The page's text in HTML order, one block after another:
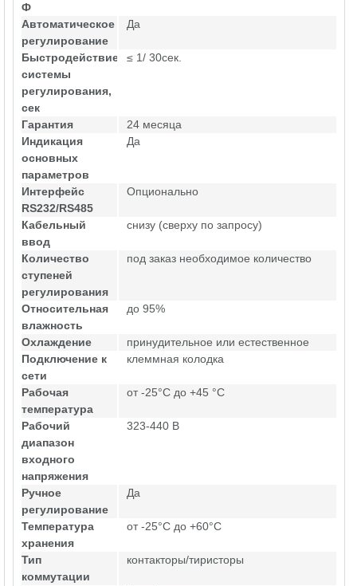
Ф
Автоматическое
регулирование
Да
Быстродействие
системы
регулирования,
сек
≤ 1/ 30сек.
Гарантия
24 месяца
Индикация
основных
параметров
Да
Интерфейс
RS232/RS485
Опционально
Кабельный
ввод
снизу (сверху по запросу)
Количество
ступеней
регулирования
под заказ необходимое количество
Относительная
влажность
до 95%
Охлаждение
принудительное или естественное
Подключение к
сети
клеммная колодка
Рабочая
температура
от -25°C до +45 °C
Рабочий
диапазон
входного
напряжения
323-440 В
Ручное
регулирование
Да
Температура
хранения
от -25°C до +60°C
Тип
коммутации
контакторы/тиристоры